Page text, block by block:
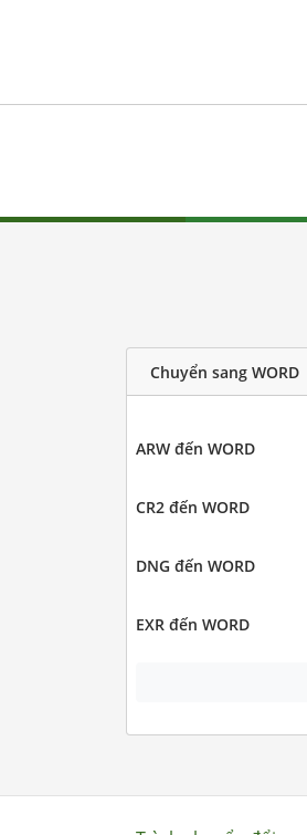
Chuyển sang WORD
ARW đến WORD
CR2 đến WORD
DNG đến WORD
EXR đến WORD